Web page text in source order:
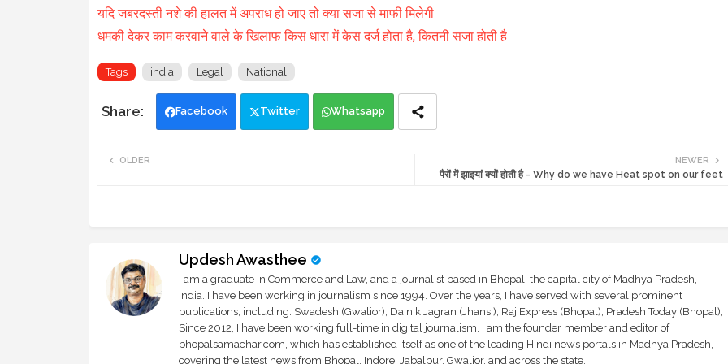
यदि जबरदस्ती नशे की हालत में अपराध हो जाए तो क्या सजा से माफी मिलेगी
धमकी देकर काम करवाने वाले के खिलाफ किस धारा में केस दर्ज होता है, कितनी सजा होती है
Tags india Legal National
Facebook Twitter Whatsapp
NEWER
पैरों में झाइयां क्यों होती है - Why do we have Heat spot on our feet
OLDER
Updesh Awasthee
I am a graduate in Commerce and Law, and a journalist based in Bhopal, the capital city of Madhya Pradesh,
India. I have been working in journalism since 1994. Over the years, I have served with several prominent
publications, including: Swadesh (Gwalior), Dainik Jagran (Jhansi), Raj Express (Bhopal), Pradesh Today (Bhopal);
Since 2012, I have been working full-time in digital journalism. I am the founder member and editor of
bhopalsamachar.com, which has established itself as one of the leading Hindi news portals in Madhya Pradesh,
covering the latest news from Bhopal, Indore, Jabalpur, Gwalior, and across the state.